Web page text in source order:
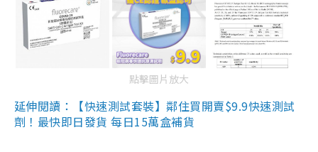
點擊圖片放大
延伸閱讀：【快速測試套裝】鄰住買開賣$9.9快速測試
劑！最快即日發貨 每日15萬盒補貨